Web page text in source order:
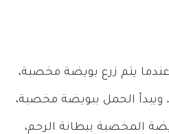
يتم زرع بويضة مخصبة،
ويبدأ الحمل ببويضة مخصبة،
المخصبة ببطانة الرحم،